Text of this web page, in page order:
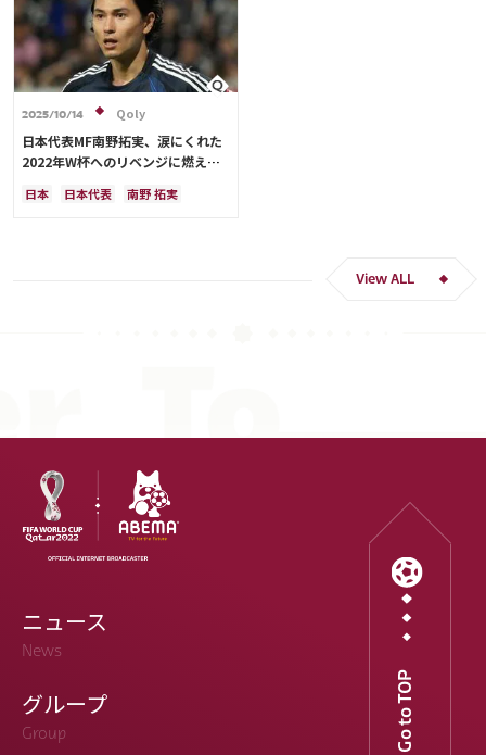
2025/10/14 Qoly
日本代表MF南野拓実、涙にくれた
2022年W杯へのリベンジに燃える
ー人生をかけた戦い」
日本 日本代表
南野 拓実
View ALL
ニュース
News
グループ
Group Go to TOP